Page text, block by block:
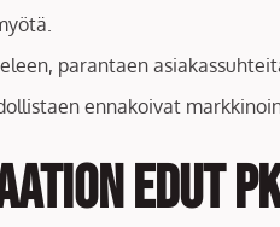
parantaen
ennakoivat
edut